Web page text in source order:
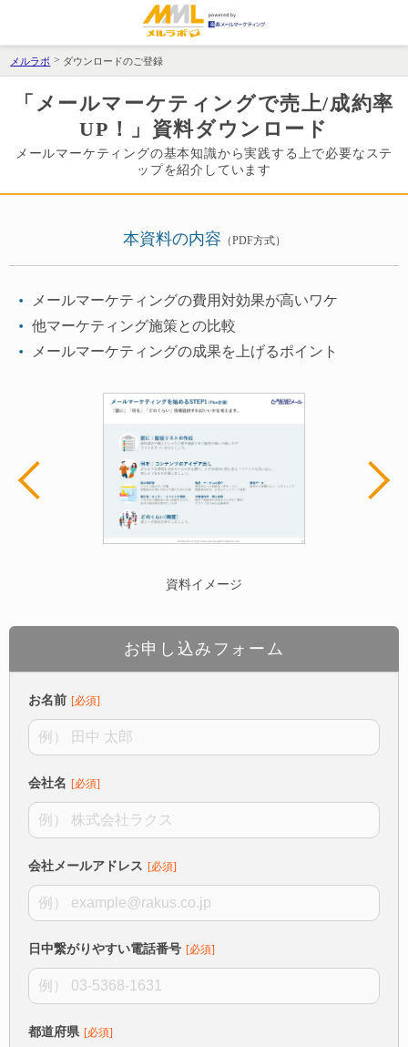
メルラボ ダウンロードのご登録
「メールマーケティングで売上/成約率
UP！」資料ダウンロード
メールマーケティングの基本知識から実践する上で必要なステ
ップを紹介しています
本資料の内容 （PDF方式）
メールマーケティングの費用対効果が高いワケ
他マーケティング施策との比較
メールマーケティングの成果を上げるポイント
資料イメージ
お申し込みフォーム
お名前
会社名
会社メールアドレス
日中繋がりやすい電話番号
都道府県